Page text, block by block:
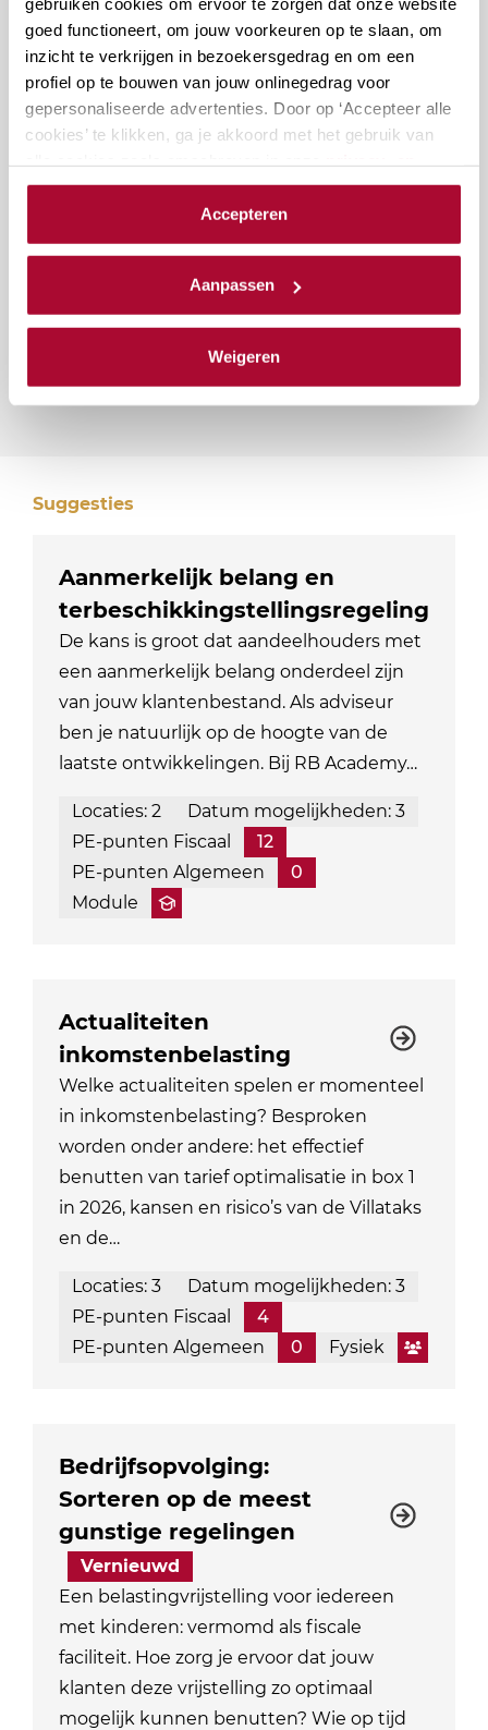
goed functioneert, om jouw voorkeuren op te slaan, om
inzicht te verkrijgen in bezoekersgedrag en om een
profiel op te bouwen van jouw onlinegedrag voor
gepersonaliseerde advertenties. Door op ‘Accepteer alle
cookies’ te klikken, ga je akkoord met het gebruik van
cookieverklaring.
We werken samen met23 derdendie uw gegevens
Accepteren
Aanpassen
Weigeren
R. Stam
Vragen over deze cursus?
Naar vragenformulier
Suggesties
Aanmerkelijk belang en
terbeschikkingstellingsregeling
De kans is groot dat aandeelhouders met
een aanmerkelijk belang onderdeel zijn
van jouw klantenbestand. Als adviseur
ben je natuurlijk op de hoogte van de
laatste ontwikkelingen. Bij RB Academy…
Locaties: 2
Datum mogelijkheden: 3
PE-punten Fiscaal
12
PE-punten Algemeen
0
Module
Actualiteiten
inkomstenbelasting
Welke actualiteiten spelen er momenteel
in inkomstenbelasting? Besproken
worden onder andere: het effectief
benutten van tarief optimalisatie in box 1
in 2026, kansen en risico’s van de Villataks
en de…
Locaties: 3
Datum mogelijkheden: 3
PE-punten Fiscaal
4
PE-punten Algemeen
0 Fysiek
Bedrijfsopvolging:
Sorteren op de meest
gunstige regelingen
Vernieuwd
Een belastingvrijstelling voor iedereen
met kinderen: vermomd als fiscale
faciliteit. Hoe zorg je ervoor dat jouw
klanten deze vrijstelling zo optimaal
mogelijk kunnen benutten? Wie op tijd